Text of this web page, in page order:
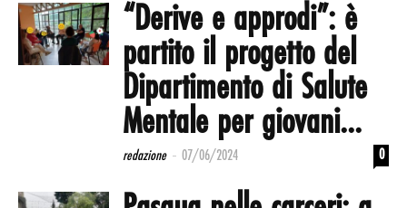
“Derive e approdi”: è
partito il progetto del
Dipartimento di Salute
Mentale per giovani...
redazione - 07/06/2024 0